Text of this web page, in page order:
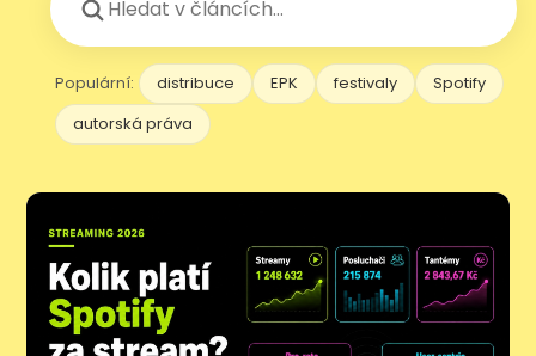
Populární: distribuce EPK festivaly
Spotify
autorská práva